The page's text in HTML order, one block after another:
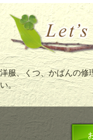
洋服、くつ、かばんの修
い。